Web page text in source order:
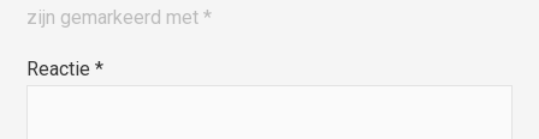
zijn gemarkeerd met*
Reactie*